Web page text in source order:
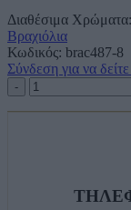
Διαθέσιμα
Βραχιόλια
Κωδικός: brac487-8
Σύνδεση για να δείτε
Εντυπωσιακό
macrame
βραχιόλι